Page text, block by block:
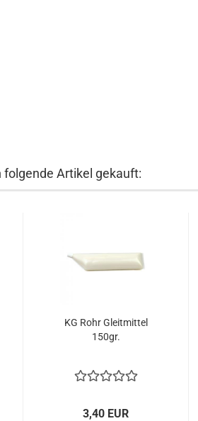
folgende Artikel gekauft:
KG Rohr Gleitmittel
150gr.
3,40 EUR